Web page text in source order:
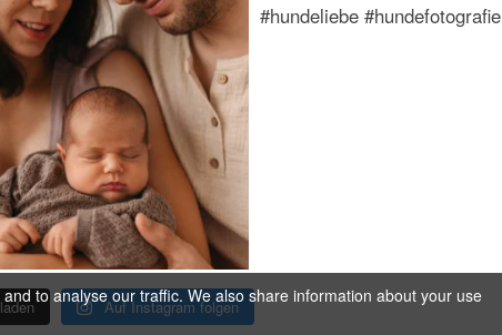
Auf Instagram folgen
to analyse our traffic. We also share information about your use